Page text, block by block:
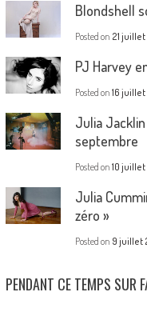
Blondshell
Posted on 21
PJ Harvey
Posted on 16
Julia
septembre
Posted on 10
Julia
zéro »
Posted on 9 juillet
PENDANT CE TEMPS SUR